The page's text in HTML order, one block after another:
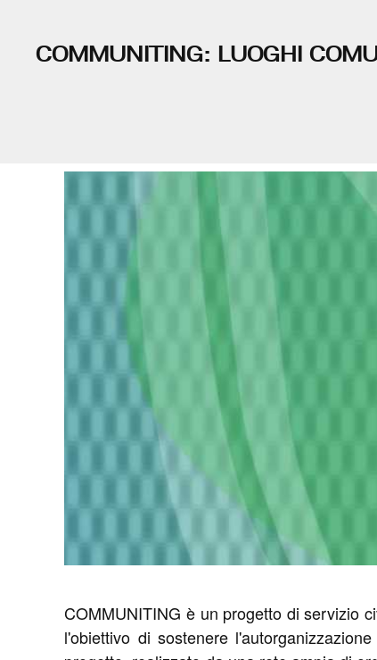
COMMUNITING: LUOGHI
COMMUNITING è un progetto di servizio
l'obiettivo di sostenere